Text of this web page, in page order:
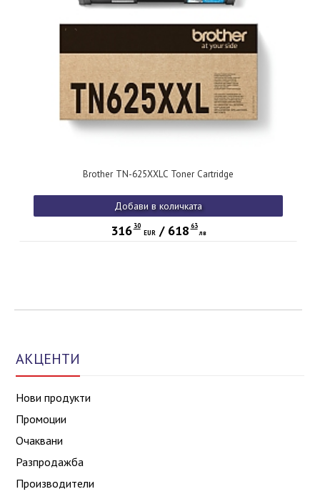
Brother TN-625XXLC Toner Cartridge
Добави в количката
316 30
EUR/ 618 63
лв
АКЦЕНТИ
Нови продукти
Промоции
Очаквани
Разпродажба
Производители